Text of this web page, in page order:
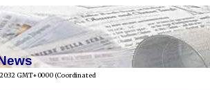
GMT+0000 (Coordinated